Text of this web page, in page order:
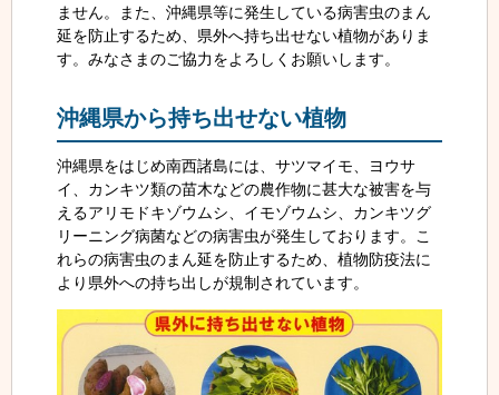
ません。また、沖縄県等に発生している病害虫のまん
延を防止するため、県外へ持ち出せない植物がありま
す。みなさまのご協力をよろしくお願いします。
沖縄県から持ち出せない植物
沖縄県をはじめ南西諸島には、サツマイモ、ヨウサ
イ、カンキツ類の苗木などの農作物に甚大な被害を与
えるアリモドキゾウムシ、イモゾウムシ、カンキツグ
リーニング病菌などの病害虫が発生しております。こ
れらの病害虫のまん延を防止するため、植物防疫法に
より県外への持ち出しが規制されています。